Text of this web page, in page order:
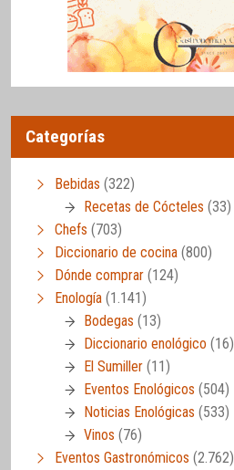
Categorías
Bebidas (322)
Recetas de Cócteles (33)
Chefs (703)
Diccionario de cocina (800)
Dónde comprar (124)
Enología (1.141)
Bodegas (13)
Diccionario enológico (16)
El Sumiller (11)
Eventos Enológicos (504)
Noticias Enológicas (533)
Vinos (76)
Eventos Gastronómicos (2.762)